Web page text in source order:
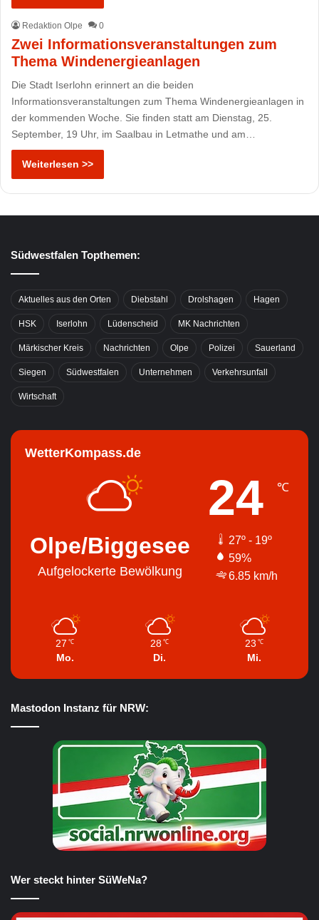
Redaktion Olpe 0
Zwei Informationsveranstaltungen zum
Thema Windenergieanlagen
Die Stadt Iserlohn erinnert an die beiden
Informationsveranstaltungen zum Thema Windenergieanlagen in
der kommenden Woche. Sie finden statt am Dienstag, 25.
September, 19 Uhr, im Saalbau in Letmathe und am…
Weiterlesen >>
Südwestfalen Topthemen:
Aktuelles aus den Orten Diebstahl Drolshagen Hagen
HSK Iserlohn Lüdenscheid MK Nachrichten
Märkischer Kreis Nachrichten Olpe Polizei Sauerland
Siegen Südwestfalen Unternehmen Verkehrsunfall
Wirtschaft
WetterKompass.de
Olpe/Biggesee
Aufgelockerte Bewölkung
24 ℃
27º - 19º
59%
6.85 km/h
27 ℃
Mo.
28 ℃
Di.
23 ℃
Mi.
Mastodon Instanz für NRW:
Wer steckt hinter SüWeNa?